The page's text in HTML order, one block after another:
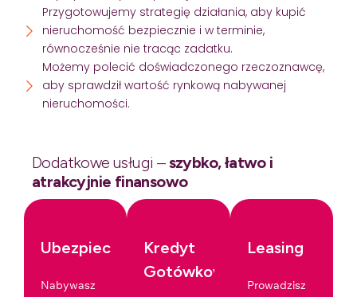
Przygotowujemy strategię działania, aby kupić
nieruchomość bezpiecznie i w terminie,
równocześnie nie tracąc zadatku.
Możemy polecić doświadczonego rzeczoznawcę,
aby sprawdził wartość rynkową nabywanej
nieruchomości.
Dodatkowe usługi –szybko, łatwo i
atrakcyjnie finansowo
Ubezpieczenia
Nabywasz
Kredyt
Gotówkowy
Leasing
Prowadzisz